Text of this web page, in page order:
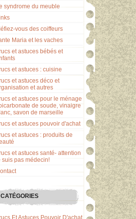
syndrome du meuble
vous des coiffeurs
Maria et les vaches
et astuces bébés et
et astuces : cuisine
et astuces déco et
et autres
et astuces pour le ménage
de soude, vinaigre
savon de marseille
et astuces pouvoir d'achat
et astuces : produits de
et astuces santé- attention
suis pas médecin!
CATÉGORIES
Et Astuces Pouvoir D'achat